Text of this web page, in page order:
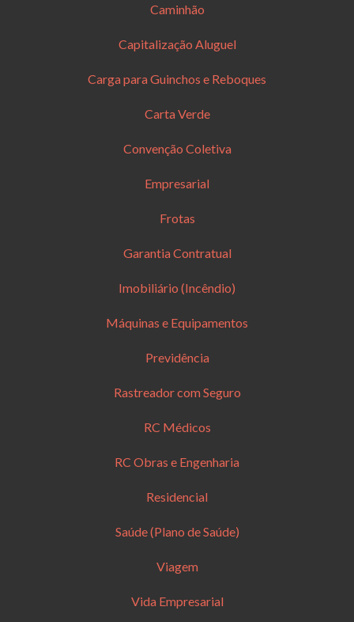
Caminhão
Capitalização Aluguel
Carga para Guinchos e Reboques
Carta Verde
Convenção Coletiva
Empresarial
Frotas
Garantia Contratual
Imobiliário (Incêndio)
Máquinas e Equipamentos
Previdência
Rastreador com Seguro
RC Médicos
RC Obras e Engenharia
Residencial
Saúde (Plano de Saúde)
Viagem
Vida Empresarial